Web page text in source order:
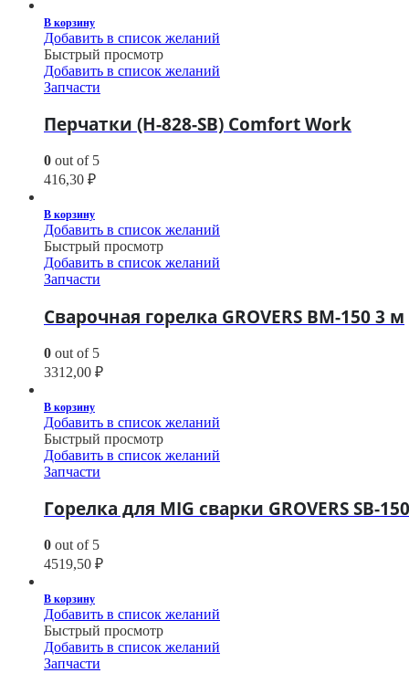
В корзину
Добавить в список желаний
Быстрый просмотр
Добавить в список желаний
Запчасти
Перчатки (H-828-SB) Comfort Work
0 out of 5
416,30 ₽
В корзину
Добавить в список желаний
Быстрый просмотр
Добавить в список желаний
Запчасти
Сварочная горелка GROVERS BM-150 3 м
0 out of 5
3312,00 ₽
В корзину
Добавить в список желаний
Быстрый просмотр
Добавить в список желаний
Запчасти
Горелка для MIG сварки GROVERS SB-
0 out of 5
4519,50 ₽
В корзину
Добавить в список желаний
Быстрый просмотр
Добавить в список желаний
Запчасти